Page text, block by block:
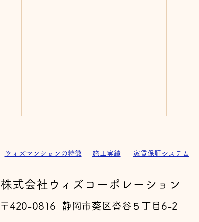
フェルゼン ドライ 完成
ウィズマンションの特徴 施工実績 家賃保証システム
​株式会社ウィズコーポレーション
〒420-0816 静岡市葵区沓谷５丁目6-2